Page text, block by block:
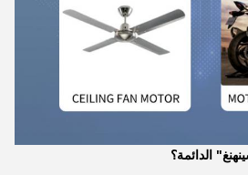
الدائمة؟